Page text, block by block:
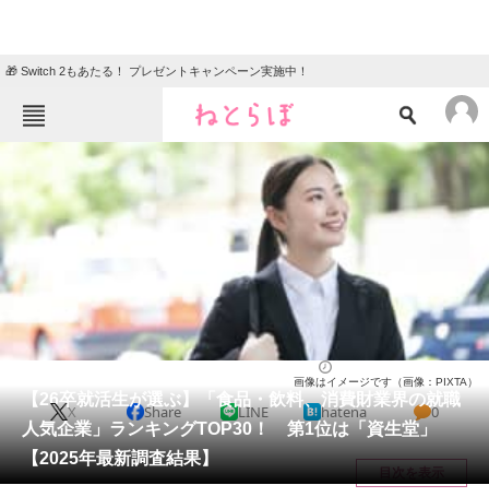
🎁 Switch 2もあたる！ プレゼントキャンペーン実施中！
ねとらぼメニュー
ニュース
エンタメ クイズ
地域
教育・育児
動物 リサーチ
会員記事
メディア
注目記事を集めた総合ページ
【26卒就活生が選ぶ】「食品・飲料、消費財業界の就職
人気企業」ランキングTOP30！ 第1位は「資生堂」
【2025年最新調査結果】
画像はイメージです（画像：PIXTA）
X Share LINE hatena 0
目次を表示